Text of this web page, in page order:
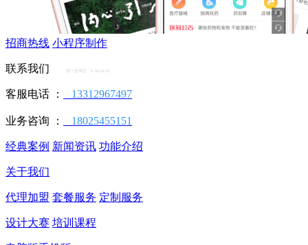
招商热线 小程序制作
联系我们 周一至周五 9:30-18:30
客服电话 ： 13312967497
业务咨询 ： 18025455151
经典案例 新闻资讯 功能介绍
关于我们
代理加盟 套餐服务 定制服务
设计大赛 培训课程